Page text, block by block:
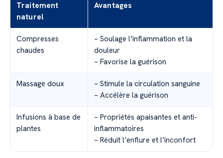
Traitement
naturel
Avantages
Compresses
chaudes
– Soulage l’inflammation et la
douleur
– Favorise la guérison
Massage doux
– Stimule la circulation sanguine
– Accélère la guérison
Infusions à base de
plantes
– Propriétés apaisantes et anti-
inflammatoires
– Réduit l’enflure et l’inconfort